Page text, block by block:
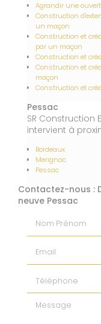
Agrandir une
Construction
un maçon
Construction et
par un maçon
Construction et
Construction et
maçon
Construction et
Pessac
SR Construction
intervient à
Bordeaux
Merignac
Pessac
Contactez-nous :
neuve Pessac
Message